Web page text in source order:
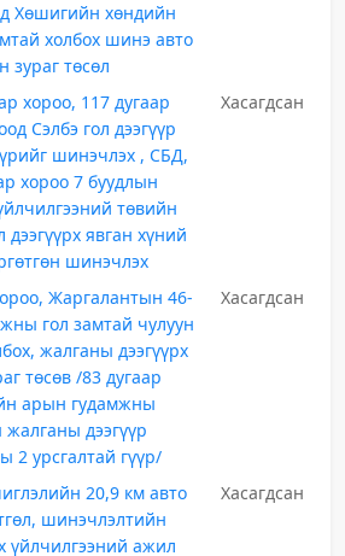
Хөшигийн хөндийн
холбох шинэ авто
зураг төсөл
хороо, 117 дугаар
Сэлбэ гол дээгүүр
шинэчлэх , СБД,
хороо 7 буудлын
төвийн
явган хүний
шинэчлэх
Хасагдсан
Жаргалантын 46-
гол замтай чулуун
жалганы дээгүүрх
төсөв /83 дугаар
арын гудамжны
дээгүүр
2 урсгалтай гүүр/
Хасагдсан
20,9 км авто
шинэчлэлтийн
үйлчилгээний ажил
Хасагдсан